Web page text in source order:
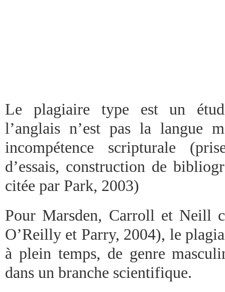
Le plagiaire type est un
l’anglais n’est pas la langue
incompétence scripturale
d’essais, construction de
citée par Park, 2003)
Pour Marsden, Carroll et Neill
O’Reilly et Parry, 2004), le
à plein temps, de genre
dans un branche scientifique.